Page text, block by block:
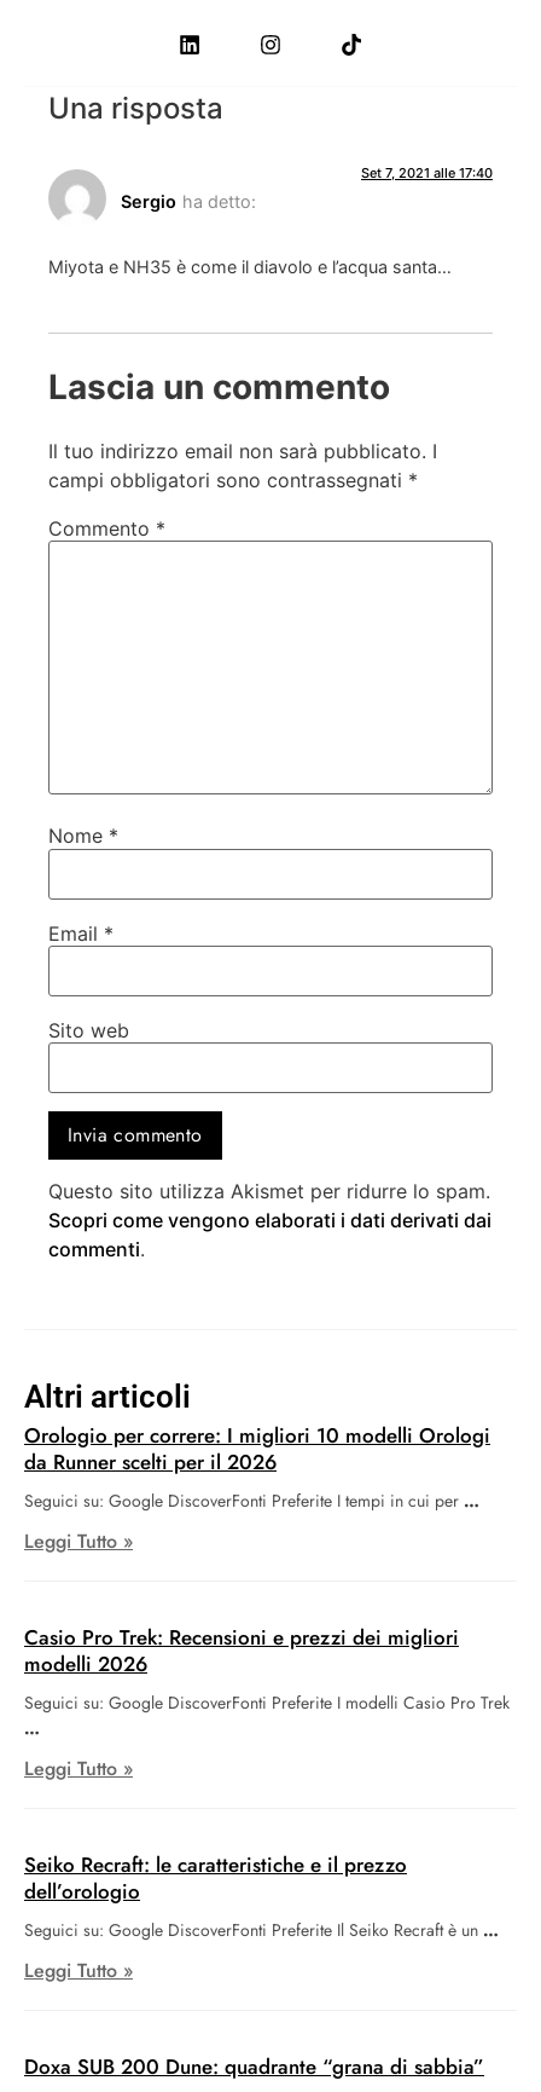
Altri articoli
Orologio per correre: I migliori 10 modelli Orologi
da Runner scelti per il 2026
Seguici su: Google DiscoverFonti Preferite I tempi in cui per
Leggi Tutto »
Casio Pro Trek: Recensioni e prezzi dei migliori
modelli 2026
Seguici su: Google DiscoverFonti Preferite I modelli Casio Pro Trek
Leggi Tutto »
Seiko Recraft: le caratteristiche e il prezzo
dell’orologio
Seguici su: Google DiscoverFonti Preferite Il Seiko Recraft è un
Leggi Tutto »
Doxa SUB 200 Dune: quadrante “grana di sabbia”
Una risposta
Sergio ha detto:
Set 7, 2021 alle 17:40
Miyota e NH35 è come il diavolo e l’acqua santa…
Lascia un commento
Il tuo indirizzo email non sarà pubblicato. I
campi obbligatori sono contrassegnati *
Commento *
Nome *
Email *
Sito web
Questo sito utilizza Akismet per ridurre lo spam.
Scopri come vengono elaborati i dati derivati dai
commenti.